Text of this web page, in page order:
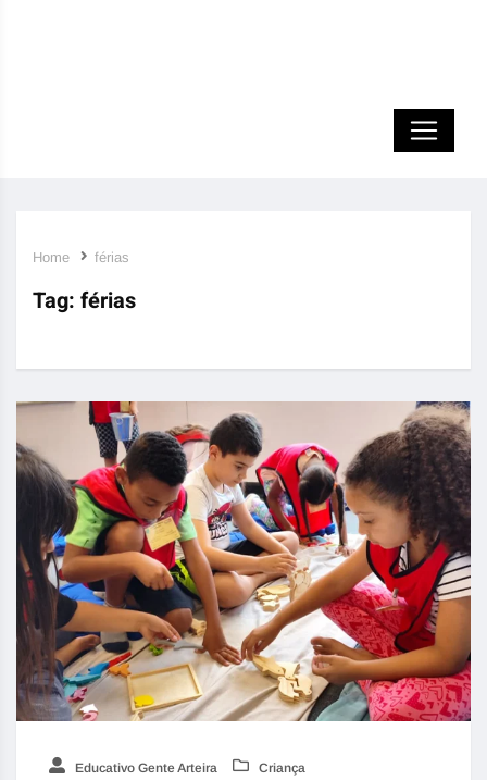
Home férias
Tag: férias
Educativo Gente Arteira Criança